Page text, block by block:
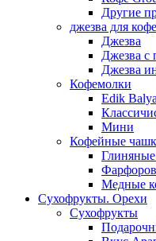
Другие
джезва для кофе
Джезва
Джезва с
Джезва
Кофемолки
Edik
Мини
Кофейные
Медные
Сухофрукты. Орехи
Сухофрукты